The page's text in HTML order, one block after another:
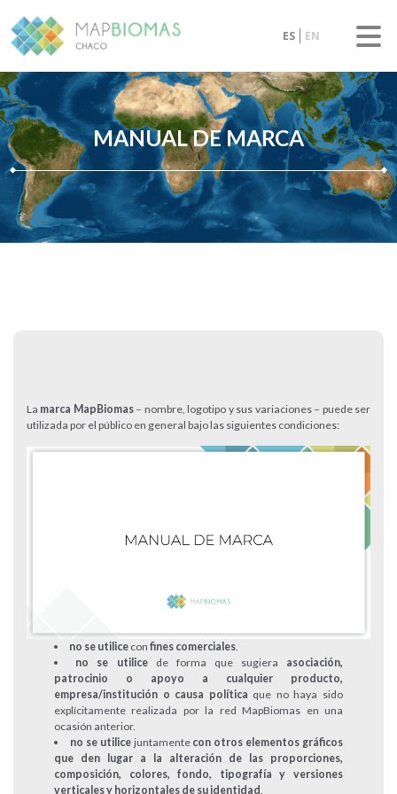
ES EN
MANUAL DE MARCA
La marca MapBiomas – nombre, logotipo y sus variaciones – puede ser
utilizada por el público en general bajo las siguientes condiciones:
no se utilice confines comerciales
no se utilice de forma que sugiera asociación,
patrocinio o apoyo a cualquier producto,
empresa/institución o causa política que no haya sido
explícitamente realizada por la red MapBiomas en una
ocasión anterior.
no se utilice juntamente con otros elementos gráficos
que den lugar a la alteración de las proporciones,
composición, colores, fondo, tipografía y versiones
verticales y horizontales de su identidad